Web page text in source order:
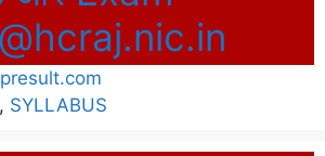
, SYLLABUS